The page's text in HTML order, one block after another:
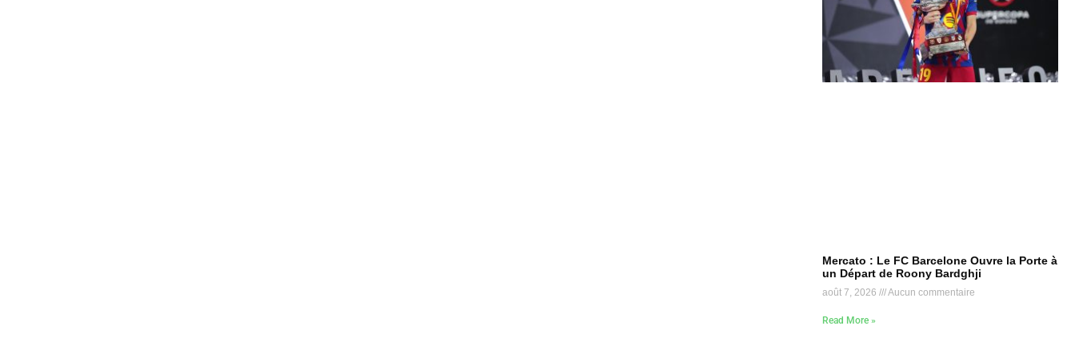
Mercato : Le FC Barcelone Ouvre la Porte à
un Départ de Roony Bardghji
août 7, 2026 Aucun commentaire
Read More »